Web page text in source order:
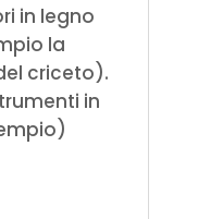
in legno
la
criceto).
in